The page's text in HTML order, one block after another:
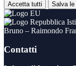
Accetta tutti Salva le
Bruno – Raimondo
Contatti